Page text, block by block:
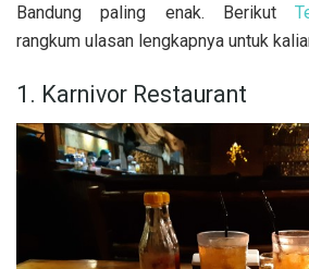
Bandung paling enak. Berikut
rangkum ulasan lengkapnya untuk
1. Karnivor Restaurant